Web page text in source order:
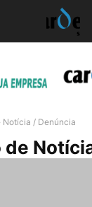
Notícia / Denúncia
de